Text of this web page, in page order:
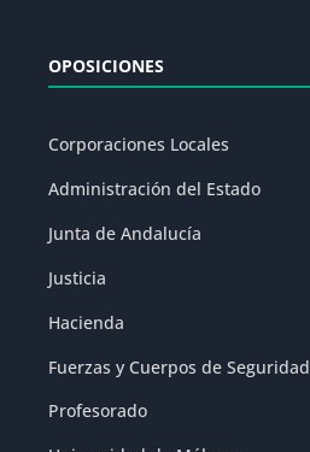
OPOSICIONES
Corporaciones Locales
Administración del Estado
Junta de Andalucía
Justicia
Hacienda
Fuerzas y Cuerpos de Seguridad
Profesorado